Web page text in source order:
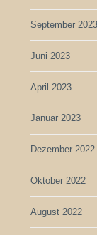
September 2023
Juni 2023
April 2023
Januar 2023
Dezember 2022
Oktober 2022
August 2022